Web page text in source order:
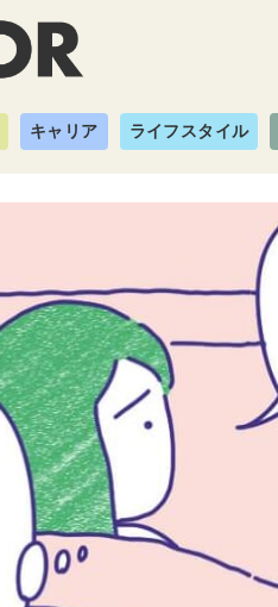
キャリア ライフスタイル